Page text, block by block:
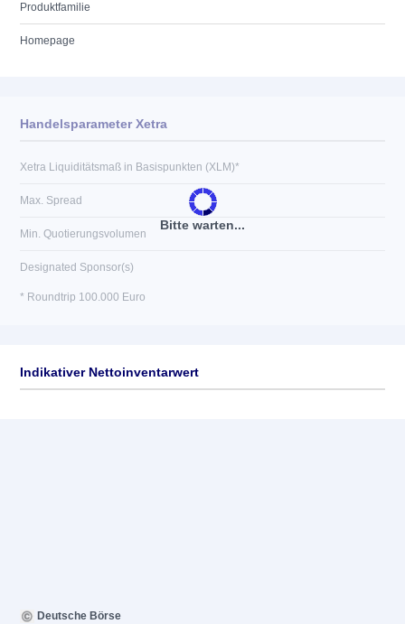
Produktfamilie
Homepage
Bitte warten...
Handelsparameter Xetra
Xetra Liquiditätsmaß in Basispunkten (XLM)*
Max. Spread
Min. Quotierungsvolumen
Designated Sponsor(s)
* Roundtrip 100.000 Euro
Indikativer Nettoinventarwert
Deutsche Börse